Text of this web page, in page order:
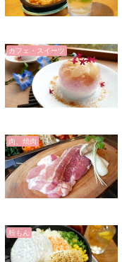
カフェ・スイーツ
肉、焼肉
粉もん